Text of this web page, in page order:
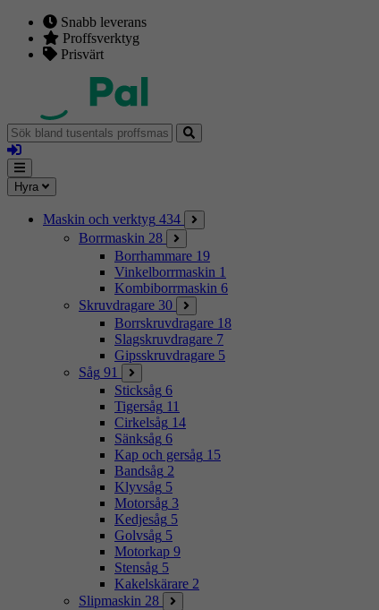
Snabb leverans
Proffsverktyg
Prisvärt
Sök
bland
tusentals
proffsmaskiner
Logga
in
Mina
sidor
Meny
Hyra
Maskin och verktyg 434
Borrmaskin 28
Borrhammare 19
Vinkelborrmaskin 1
Kombiborrmaskin 6
Skruvdragare 30
Borrskruvdragare 18
Slagskruvdragare 7
Gipsskruvdragare 5
Såg 91
Sticksåg 6
Tigersåg 11
Cirkelsåg 14
Sänksåg 6
Kap och gersåg 15
Bandsåg 2
Klyvsåg 5
Motorsåg 3
Kedjesåg 5
Golvsåg 5
Motorkap 9
Stensåg 5
Kakelskärare 2
Slipmaskin 28